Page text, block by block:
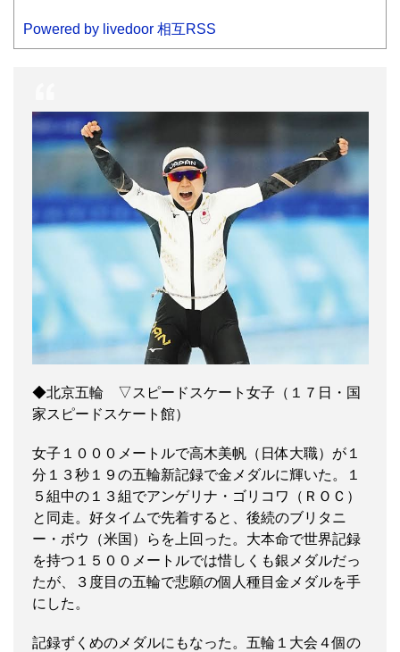
Powered by livedoor 相互RSS
◆北京五輪 ▽スピードスケート女子（１７日・国
家スピードスケート館）
女子１０００メートルで高木美帆（日体大職）が１
分１３秒１９の五輪新記録で金メダルに輝いた。１
５組中の１３組でアンゲリナ・ゴリコワ（ＲＯＣ）
と同走。好タイムで先着すると、後続のブリタニ
ー・ボウ（米国）らを上回った。大本命で世界記録
を持つ１５００メートルでは惜しくも銀メダルだっ
たが、３度目の五輪で悲願の個人種目金メダルを手
にした。
記録ずくめのメダルにもなった。五輪１大会４個の